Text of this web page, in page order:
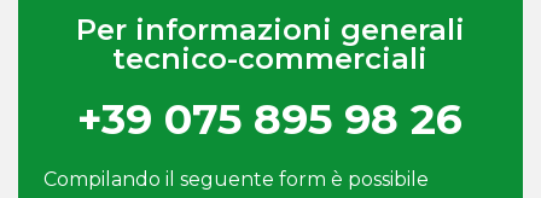
Per informazioni generali
tecnico-commerciali
+39 075 895 98 26
Compilando il seguente form è possibile